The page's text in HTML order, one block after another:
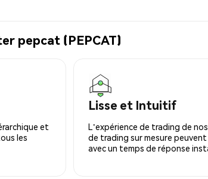
pepcat (PEPCAT)
et
les
Lisse et Intuitif
L'expérience de trading de
de trading sur mesure
avec un temps de réponse